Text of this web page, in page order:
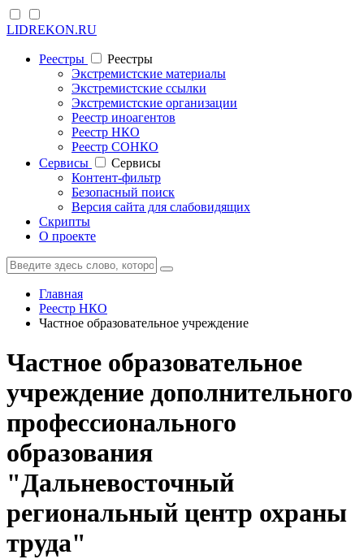
LIDREKON.RU
Реестры
Реестры
Экстремистские материалы
Экстремистские ссылки
Экстремистские организации
Реестр иноагентов
Реестр НКО
Реестр СОНКО
Cервисы
Cервисы
Контент-фильтр
Безопасный поиск
Версия сайта для слабовидящих
Скрипты
О проекте
Главная
Реестр НКО
Частное образовательное учреждение
Частное образовательное
учреждение дополнительного
профессионального
образования
"Дальневосточный
региональный центр охраны
труда"